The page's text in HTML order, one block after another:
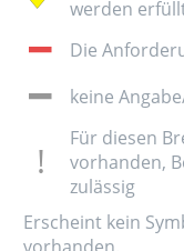
werden
Die
keine
Für diesen
vorhanden,
zulässig
Erscheint kein